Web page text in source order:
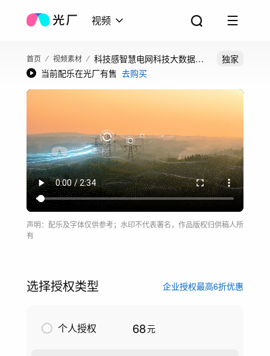
视频
首页 视频素材
科技感智慧电网科技大数据电
流
独家
当前配乐在光厂有售 去购买
声明：配乐及字体仅供参考；水印不代表署名，作品版权归供稿人所
有
选择授权类型 企业授权最高6折优惠
个人授权 68元